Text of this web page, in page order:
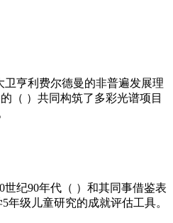
卫亨利费尔德曼的非普遍发展理
（ ）共同构筑了多彩光谱项目
纪90年代（ ）和其同事借鉴表
年级儿童研究的成就评估工具。